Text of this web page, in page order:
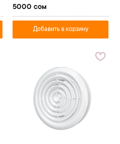
5000 сом
Добавить в корзину